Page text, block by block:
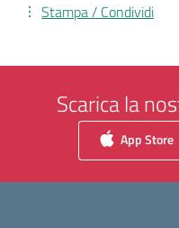
Stampa / Condividi
Scarica la
App Store